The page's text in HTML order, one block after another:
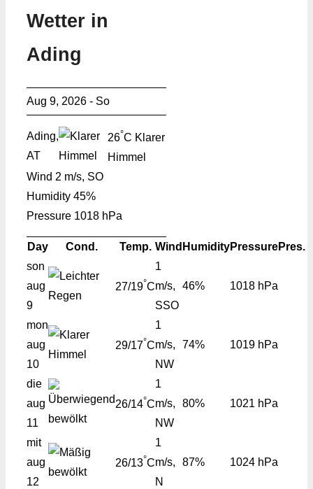
Wetter in
Ading
Aug 9, 2026 - So
Ading,
AT
26°C Klarer
Himmel
Wind 2 m/s, SO
Humidity 45%
Pressure 1018 hPa
Day Cond. Temp. Wind HumidityPressurePres.
son
aug
9
27/19°C
1
m/s,
SSO
46% 1018 hPa
mon
aug
10
29/17°C
1
m/s,
NW
74% 1019 hPa
die
aug
11
26/14°C
1
m/s,
NW
80% 1021 hPa
mit
aug
12
26/13°C
1
m/s,
N
87% 1024 hPa